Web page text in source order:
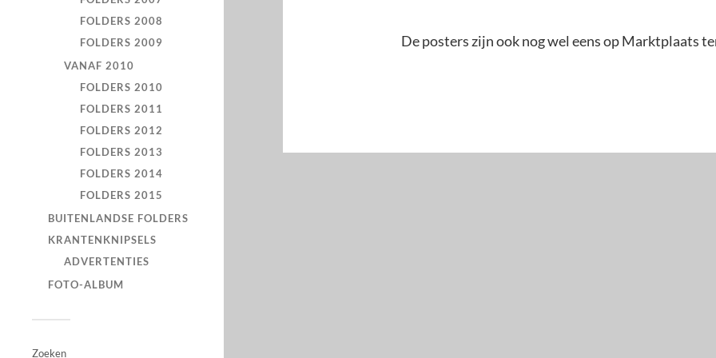
FOLDERS 2008
FOLDERS 2009
VANAF 2010
FOLDERS 2010
FOLDERS 2011
FOLDERS 2012
FOLDERS 2013
FOLDERS 2014
FOLDERS 2015
BUITENLANDSE FOLDERS
KRANTENKNIPSELS
ADVERTENTIES
FOTO-ALBUM
Zoeken
De posters zijn ook nog wel eens op Marktplaats